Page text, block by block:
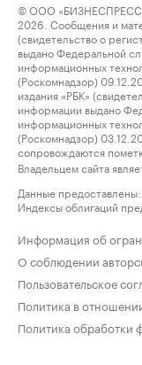
© ООО
2026. Сообщения и
(свидетельство о
выдано Федеральной
информационных
(Роскомнадзор)
издания «РБК»
информации выдано
информационных
(Роскомнадзор)
сопровождаются
Владельцем сайта
Данные предоставлены:
Индексы облигаций
Информация об
О соблюдении
Пользовательское
Политика в
Политика обработки